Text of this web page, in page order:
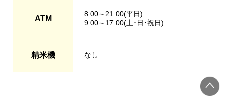
ATM
8:00～21:00(平日)
9:00～17:00(土･日･祝日)
精米機 なし